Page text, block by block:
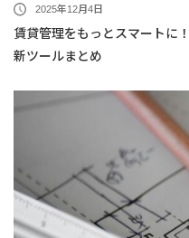
2025年12月4日
賃貸管理をもっとスマートに
新ツールまとめ